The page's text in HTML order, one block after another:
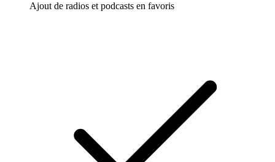
Ajout de radios et podcasts en favoris